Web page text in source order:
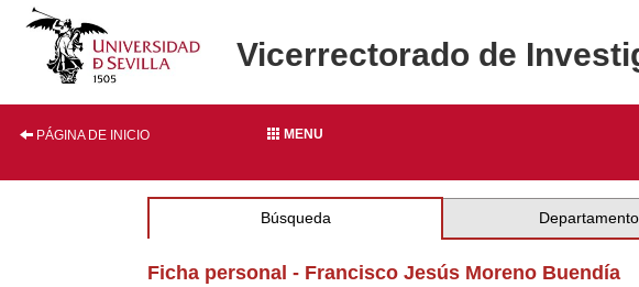
Vicerrectorado de
PÁGINA DE INICIO MENU
Búsqueda
Ficha personal - Francisco Jesús Moreno Buendía